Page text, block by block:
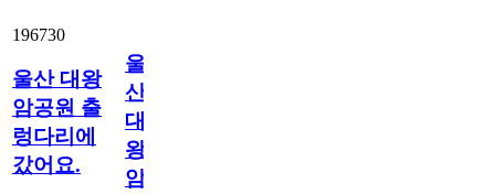
196730
울산 대왕
암공원 출
렁다리에
갔어요.
울
산
대
왕
암